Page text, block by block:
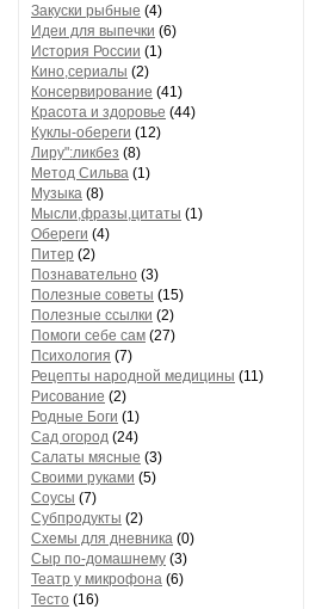
Закуски рыбные (4)
Идеи для выпечки (6)
История России (1)
Кино,сериалы (2)
Консервирование (41)
Красота и здоровье (44)
Куклы-обереги (12)
Лиру":ликбез (8)
Метод Сильва (1)
Музыка (8)
Мысли,фразы,цитаты (1)
Обереги (4)
Питер (2)
Познавательно (3)
Полезные советы (15)
Полезные ссылки (2)
Помоги себе сам (27)
Психология (7)
Рецепты народной медицины (11)
Рисование (2)
Родные Боги (1)
Сад огород (24)
Салаты мясные (3)
Своими руками (5)
Соусы (7)
Субпродукты (2)
Схемы для дневника (0)
Сыр по-домашнему (3)
Театр у микрофона (6)
Тесто (16)